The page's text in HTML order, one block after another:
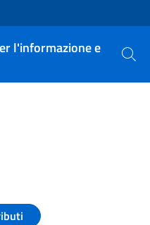
l'informazione e
Cerca
pagina